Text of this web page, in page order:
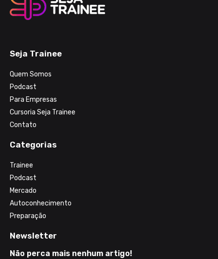
Seja Trainee
Quem Somos
Podcast
Para Empresas
Cursoria Seja Trainee
Contato
Categorias
Trainee
Podcast
Mercado
Autoconhecimento
Preparação
Newsletter
Não perca mais nenhum artigo!